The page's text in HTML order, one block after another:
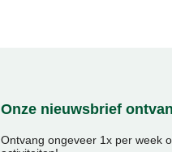
Onze nieuwsbrief
Ontvang ongeveer 1x per week